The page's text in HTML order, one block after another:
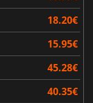
18.20€
15.95€
45.28€
40.35€